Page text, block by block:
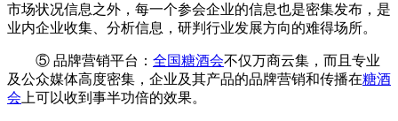
市场状况信息之外，每一个参会企业的信息也是密集发布，是
业内企业收集、分析信息，研判行业发展方向的难得场所。
⑤ 品牌营销平台： 全国糖酒会不仅万商云集，而且专业
及公众媒体高度密集，企业及其产品的品牌营销和传播在糖酒
会 上可以收到事半功倍的效果。